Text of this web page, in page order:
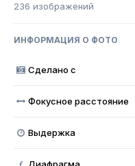
236 изображений
ИНФОРМАЦИЯ О ФОТО
Сделано с
Фокусное расстояние
Выдержка